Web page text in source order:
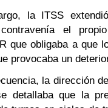
la ITSS
el
que obligaba a que
provocaba un
la dirección
detallaba que la